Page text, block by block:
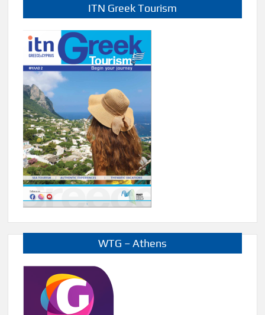
ITN Greek Tourism
WTG – Athens